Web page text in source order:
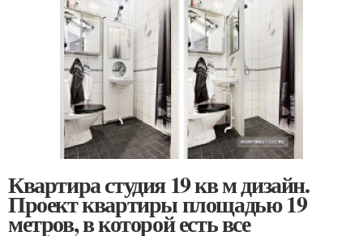
Квартира студия 19 кв м дизайн.
Проект квартиры площадью 19
метров, в которой есть все